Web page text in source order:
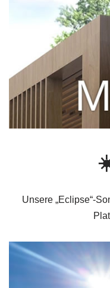
Unsere „Eclipse“-